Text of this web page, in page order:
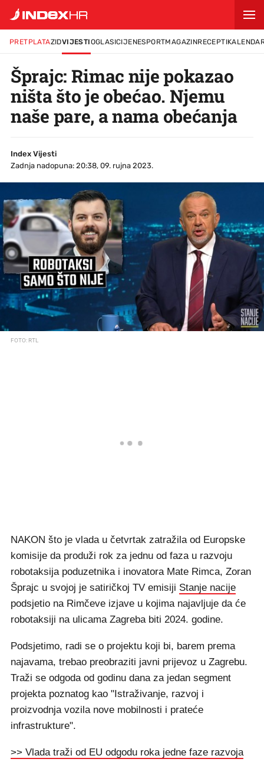
PRETPLATAZIDVIJESTIOGLASICIJENESPORTMAGAZINRECEPTI
Šprajc: Rimac nije pokazao
ništa što je obećao. Njemu
naše pare, a nama obećanja
Index Vijesti
Zadnja nadopuna: 20:38, 09. rujna 2023.
FOTO: RTL
NAKON što je vlada u četvrtak zatražila od Europske
komisije da produži rok za jednu od faza u razvoju
robotaksija poduzetnika i inovatora Mate Rimca, Zoran
Šprajc u svojoj je satiričkoj TV emisiji Stanje nacije
podsjetio na Rimčeve izjave u kojima najavljuje da će
robotaksiji na ulicama Zagreba biti 2024. godine.
Podsjetimo, radi se o projektu koji bi, barem prema
najavama, trebao preobraziti javni prijevoz u Zagrebu.
Traži se odgoda od godinu dana za jedan segment
projekta poznatog kao "Istraživanje, razvoj i
proizvodnja vozila nove mobilnosti i prateće
infrastrukture".
>> Vlada traži od EU odgodu roka jedne faze razvoja